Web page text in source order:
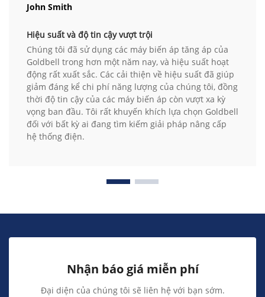
John Smith
Hiệu suất và độ tin cậy vượt trội
Chúng tôi đã sử dụng các máy biến áp tăng áp của
Goldbell trong hơn một năm nay, và hiệu suất hoạt
động rất xuất sắc. Các cải thiện về hiệu suất đã giúp
giảm đáng kể chi phí năng lượng của chúng tôi, đồng
thời độ tin cậy của các máy biến áp còn vượt xa kỳ
vọng ban đầu. Tôi rất khuyến khích lựa chọn Goldbell
đối với bất kỳ ai đang tìm kiếm giải pháp nâng cấp
hệ thống điện.
Nhận báo giá miễn phí
Đại diện của chúng tôi sẽ liên hệ với bạn sớm.